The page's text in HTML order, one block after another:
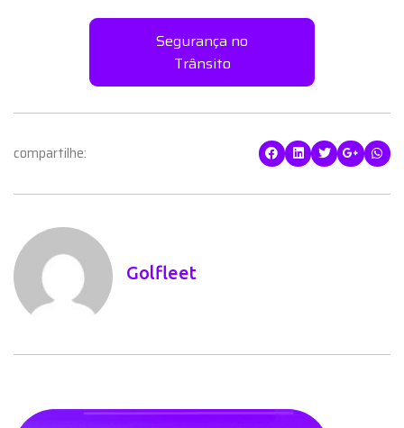
Segurança no
Trânsito
compartilhe:
Golfleet